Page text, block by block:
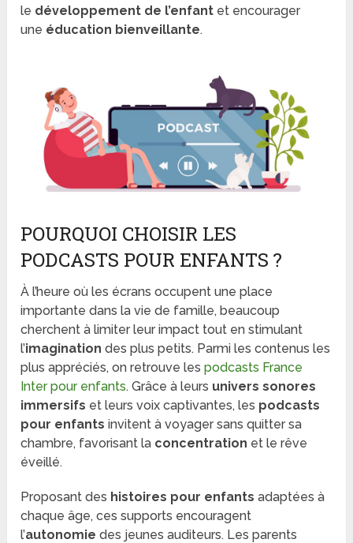
le développement de l’enfant et encourager
une éducation bienveillante.
POURQUOI CHOISIR LES
PODCASTS POUR ENFANTS ?
À l’heure où les écrans occupent une place
importante dans la vie de famille, beaucoup
cherchent à limiter leur impact tout en stimulant
l’imagination des plus petits. Parmi les contenus les
plus appréciés, on retrouve lespodcasts France
Inter pour enfants. Grâce à leurs univers sonores
immersifs et leurs voix captivantes, les podcasts
pour enfants invitent à voyager sans quitter sa
chambre, favorisant la concentration et le rêve
éveillé.
Proposant des histoires pour enfants adaptées à
chaque âge, ces supports encouragent
l’autonomie des jeunes auditeurs. Les parents